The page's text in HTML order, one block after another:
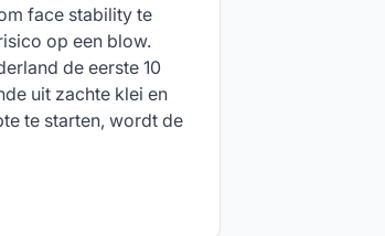
face stability te
op een blow.
de eerste 10
uit zachte klei en
te starten, wordt de